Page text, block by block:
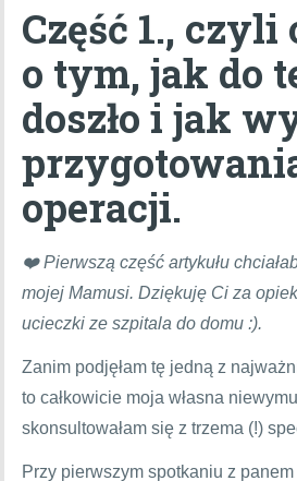
Część 1., czyli
o tym, jak do
doszło i jak
operacji.
❤️ Pierwszą część artykułu
mojej Mamusi. Dziękuję Ci za
ucieczki ze szpitala do domu :).
Zanim podjęłam tę jedną z
to całkowicie moja własna
skonsultowałam się z trzema (!)
Przy pierwszym spotkaniu z